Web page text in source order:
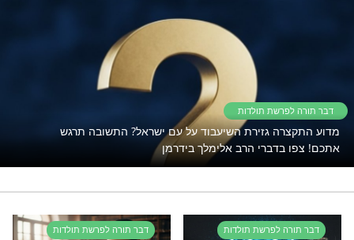
הרב אלימלך בידרמן
תורה יש כח לפעול ישועות?
תוכן בנושא דבר תורה לפרשת תולדות